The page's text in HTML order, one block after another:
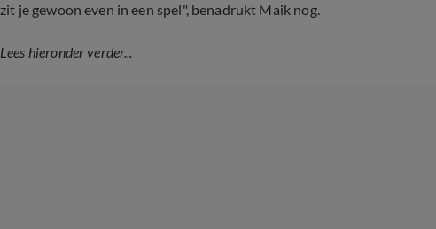
zit je gewoon even in een spel", benadrukt Maik nog.
Lees hieronder verder...